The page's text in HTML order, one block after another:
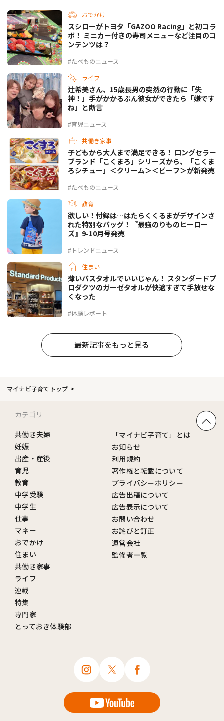
おでかけ
#たべものニュース
スシローがトヨタ「GAZOO Racing」と初コラ
ボ！ ミニカー付きの寿司メニューなど注目のコ
ンテンツは？
ライフ
#育児ニュース
辻希美さん、15歳長男の突然の行動に「失
神！」手がかかるぶん彼女ができたら「嫌です
ね」と断言
共働き家事
#たべものニュース
子どもから大人まで満足できる！ ロングセラー
ブランド「こくまろ」シリーズから、「こくま
ろシチュー」＜クリーム＞＜ビーフ＞が新発売
教育
#トレンドニュース
欲しい！付録は…はたらくくるまがデザインさ
れた特別なバッグ！『最強のりものヒーロー
ズ』9-10月号発売
住まい
#体験レポート
薄いバスタオルでいいじゃん！ スタンダードプ
ロダクツのガーゼタオルが快適すぎて手放せな
くなった
最新記事をもっと見る
マイナビ子育てトップ
カテゴリ
共働き夫婦
妊娠
出産・産後
育児
教育
中学受験
中学生
仕事
マネー
おでかけ
住まい
共働き家事
ライフ
連載
特集
専門家
とっておき体験部
「マイナビ子育て」とは
お知らせ
利用規約
著作権と転載について
プライバシーポリシー
広告出稿について
広告表示について
お問い合わせ
お詫びと訂正
運営会社
監修者一覧